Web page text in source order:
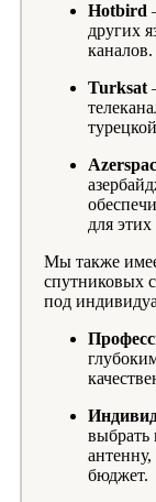
Hotbird
других
каналов.
Turksat
для этих
Мы также
спутниковых
под
выбрать
бюджет.